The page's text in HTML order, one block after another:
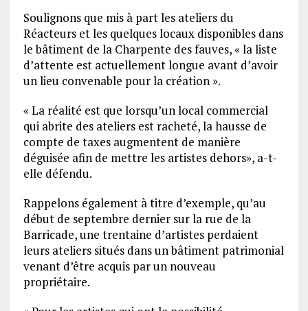
Soulignons que mis à part les ateliers du
Réacteurs et les quelques locaux disponibles dans
le bâtiment de la Charpente des fauves, « la liste
d’attente est actuellement longue avant d’avoir
un lieu convenable pour la création ».
« La réalité est que lorsqu’un local commercial
qui abrite des ateliers est racheté, la hausse de
compte de taxes augmentent de manière
déguisée afin de mettre les artistes dehors», a-t-
elle défendu.
Rappelons également à titre d’exemple, qu’au
début de septembre dernier sur la rue de la
Barricade, une trentaine d’artistes perdaient
leurs ateliers situés dans un bâtiment patrimonial
venant d’être acquis par un nouveau
propriétaire.